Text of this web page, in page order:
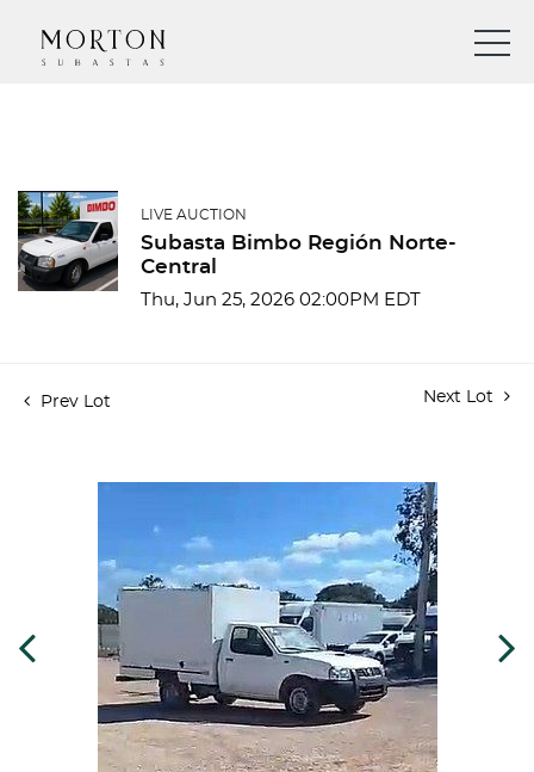
LIVE AUCTION
Subasta Bimbo Región Norte-
Central
Thu, Jun 25, 2026 02:00PM EDT
Prev Lot Next Lot